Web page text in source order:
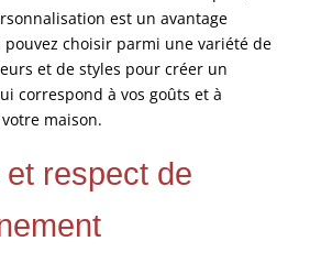
est un avantage
pouvez choisir parmi une variété de
et de styles pour créer un
correspond à vos goûts et à
maison.
et respect de